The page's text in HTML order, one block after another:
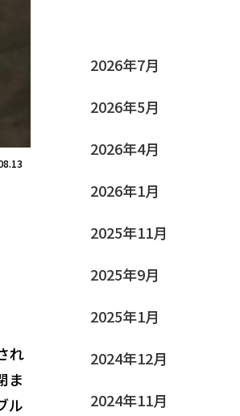
れ
ま
ル
2026年7月
2026年5月
2026年4月
2026年1月
2025年11月
2025年9月
2025年1月
2024年12月
2024年11月